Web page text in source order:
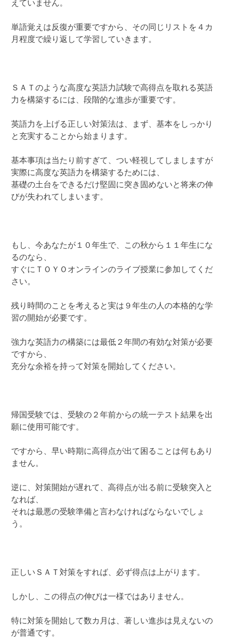
えていません。
単語覚えは反復が重要ですから、その同じリストを４カ
月程度で繰り返して学習していきます。
ＳＡＴのような高度な英語力試験で高得点を取れる英語
力を構築するには、段階的な進歩が重要です。
英語力を上げる正しい対策法は、まず、基本をしっかり
と充実することから始まります。
基本事項は当たり前すぎて、つい軽視してしましますが
実際に高度な英語力を構築するためには、
基礎の土台をできるだけ堅固に突き固めないと将来の伸
びが失われてしまいます。
もし、今あなたが１０年生で、この秋から１１年生にな
るのなら、
すぐにＴＯＹＯオンラインのライブ授業に参加してくだ
さい。
残り時間のことを考えると実は９年生の人の本格的な学
習の開始が必要です。
強力な英語力の構築には最低２年間の有効な対策が必要
ですから、
充分な余裕を持って対策を開始してください。
帰国受験では、受験の２年前からの統一テスト結果を出
願に使用可能です。
ですから、早い時期に高得点が出て困ることは何もあり
ません。
逆に、対策開始が遅れて、高得点が出る前に受験突入と
なれば、
それは最悪の受験準備と言わなければならないでしょ
う。
正しいＳＡＴ対策をすれば、必ず得点は上がります。
しかし、この得点の伸びは一様ではありません。
特に対策を開始して数カ月は、著しい進歩は見えないの
が普通です。